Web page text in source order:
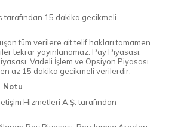
tarafından 15 dakika gecikmeli
tüm verilere ait telif hakları tamamen
tekrar yayınlanamaz. Pay Piyasası,
Vadeli İşlem ve Opsiyon Piyasası
az 15 dakika gecikmeli verilerdir.
Notu
Hizmetleri A.Ş. tarafından